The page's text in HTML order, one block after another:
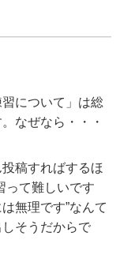
について」は総
なぜなら・・・
稿すればするほ
って難しいです
無理です”なんて
そうだからで